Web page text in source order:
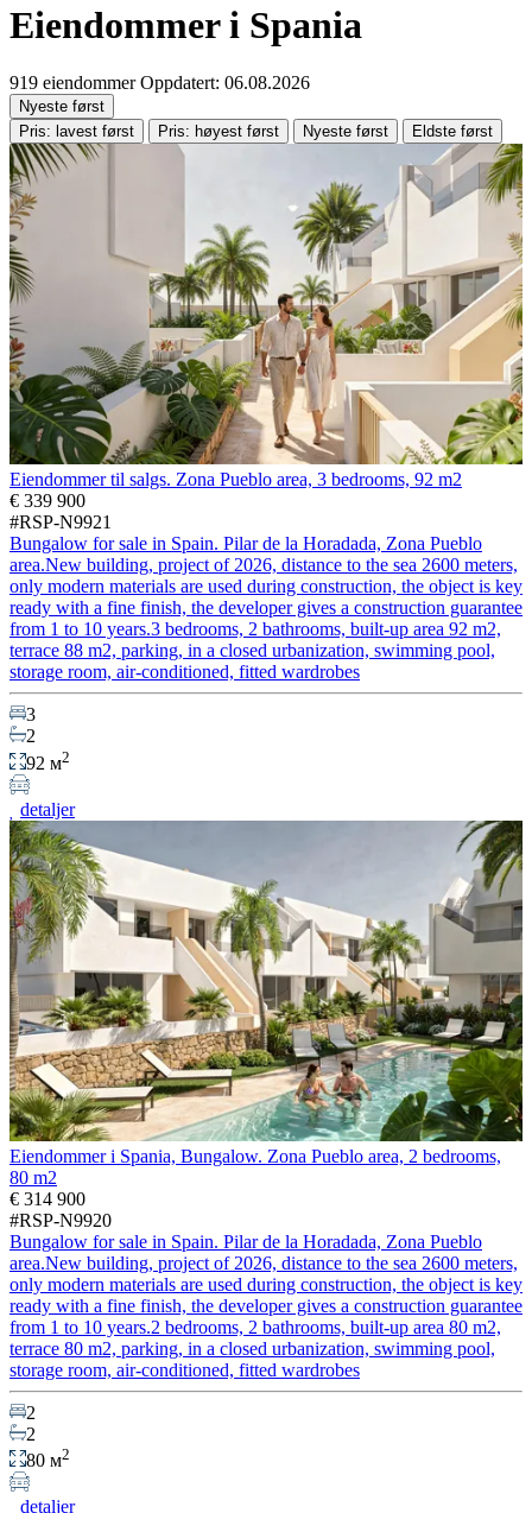
Eiendommer i Spania
919 eiendommer Oppdatert: 06.08.2026
Nyeste først
Pris: lavest først
Pris: høyest først Nyeste først Eldste først
Eiendommer til salgs. Zona Pueblo area, 3 bedrooms, 92 m2
€ 339 900
#RSP-N9921
Bungalow for sale in Spain. Pilar de la Horadada, Zona Pueblo
area.New building, project of 2026, distance to the sea 2600 meters,
only modern materials are used during construction, the object is key
ready with a fine finish, the developer gives a construction guarantee
from 1 to 10 years.3 bedrooms, 2 bathrooms, built-up area 92 m2,
terrace 88 m2, parking, in a closed urbanization, swimming pool,
storage room, air-conditioned, fitted wardrobes
3
2
92 м2
detaljer
Eiendommer i Spania, Bungalow. Zona Pueblo area, 2 bedrooms,
80 m2
€ 314 900
#RSP-N9920
Bungalow for sale in Spain. Pilar de la Horadada, Zona Pueblo
area.New building, project of 2026, distance to the sea 2600 meters,
only modern materials are used during construction, the object is key
ready with a fine finish, the developer gives a construction guarantee
from 1 to 10 years.2 bedrooms, 2 bathrooms, built-up area 80 m2,
terrace 80 m2, parking, in a closed urbanization, swimming pool,
storage room, air-conditioned, fitted wardrobes
2
2
80 м2
detaljer